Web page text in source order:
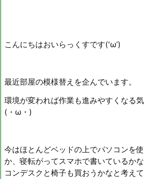
こんにちはおいらっくすです('ω’)
最近部屋の模様替えを企んでいます。
環境が変われば作業も進みやすくなる
(・ω・)
今はほとんどベッドの上でパソコンを
か、寝転がってスマホで書いているか
コンデスクと椅子も買おうかなと考え